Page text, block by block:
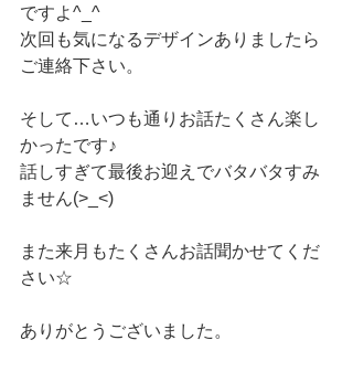
ですよ^_^
次回も気になるデザインありましたら
ご連絡下さい。
そして…いつも通りお話たくさん楽し
かったです♪
話しすぎて最後お迎えでバタバタすみ
ません(>_<)
また来月もたくさんお話聞かせてくだ
さい☆
ありがとうございました。